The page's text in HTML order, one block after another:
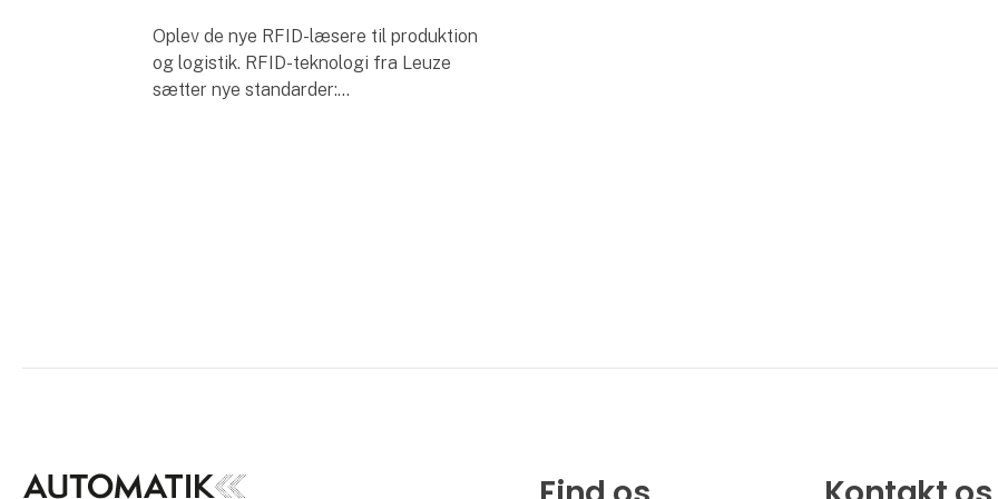
Oplev de nye RFID-læsere til produktion
og logistik. RFID-teknologi fra Leuze
sætter nye standarder: